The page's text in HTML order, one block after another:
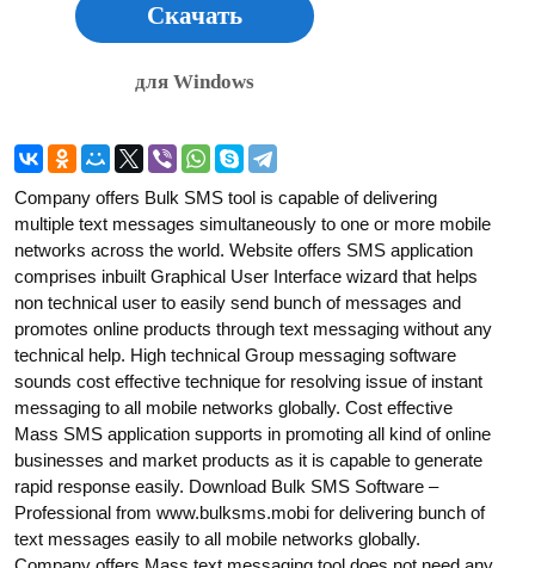
Скачать
для Windows
Company offers Bulk SMS tool is capable of delivering
multiple text messages simultaneously to one or more mobile
networks across the world. Website offers SMS application
comprises inbuilt Graphical User Interface wizard that helps
non technical user to easily send bunch of messages and
promotes online products through text messaging without any
technical help. High technical Group messaging software
sounds cost effective technique for resolving issue of instant
messaging to all mobile networks globally. Cost effective
Mass SMS application supports in promoting all kind of online
businesses and market products as it is capable to generate
rapid response easily. Download Bulk SMS Software –
Professional from www.bulksms.mobi for delivering bunch of
text messages easily to all mobile networks globally.